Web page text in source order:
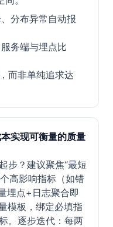
分布异常自动报
务端与埋点比
而非单纯追求达
实现可衡量的质量
步？建议聚焦“最短
高影响指标（如错
埋点+日志聚合即
模板，绑定必填指
。逐步迭代：每两